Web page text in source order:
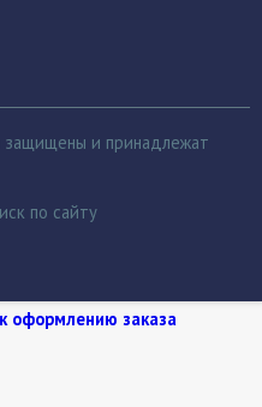
и принадлежат
по сайту
оформлению заказа